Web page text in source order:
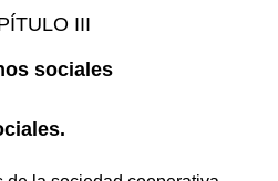
III
sociales